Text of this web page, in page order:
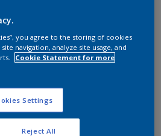
αποχρώσεις
τόνοι είναι φιλόξενοι
you agree to the storing of cookies
navigation, analyze site usage, and
Cookie Statement for more
Settings
Reject All